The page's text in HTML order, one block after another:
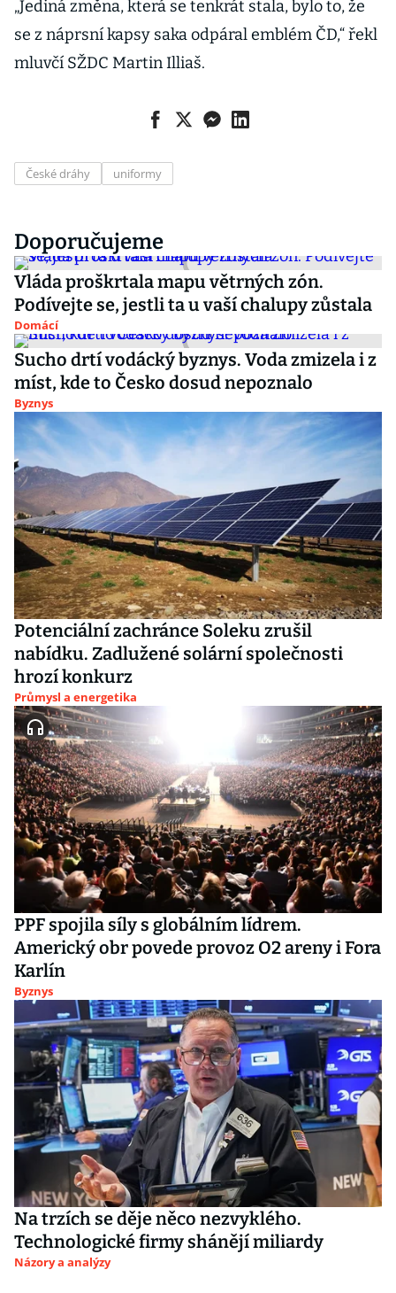
„Jediná změna, která se tenkrát stala, bylo to, že
se z náprsní kapsy saka odpáral emblém ČD,“ řekl
mluvčí SŽDC Martin Illiaš.
České dráhy uniformy
Doporučujeme
Vláda proškrtala mapu větrných zón.
Podívejte se, jestli ta u vaší chalupy zůstala
Domácí
Sucho drtí vodácký byznys. Voda zmizela i z
míst, kde to Česko dosud nepoznalo
Byznys
Potenciální zachránce Soleku zrušil
nabídku. Zadlužené solární společnosti
hrozí konkurz
Průmysl a energetika
PPF spojila síly s globálním lídrem.
Americký obr povede provoz O2 areny i Fora
Karlín
Byznys
Na trzích se děje něco nezvyklého.
Technologické firmy shánějí miliardy
Názory a analýzy